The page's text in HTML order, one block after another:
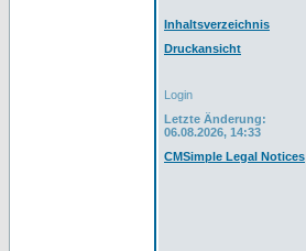
Inhaltsverzeichnis
Druckansicht
Login
Letzte Änderung:
06.08.2026, 14:33
CMSimple Legal Notices